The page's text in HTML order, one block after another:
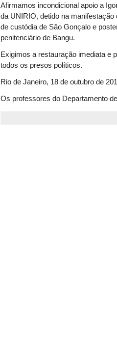
Afirmamos incondicional apoio a
da UNIRIO, detido na
de custódia de São Gonçalo e
penitenciário de Bangu.
Exigimos a restauração imediata e
todos os presos políticos.
Rio de Janeiro, 18 de outubro de
Os professores do Departamento